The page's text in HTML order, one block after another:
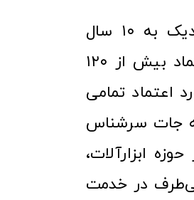
فروشگاه آنلاین ابزار و تجهیزات صنعتی کولیس با افتخار نزدیک به ۱۰ سال
فعالیت در عرصه ابزارآلات و کالاهای صنعتی توانسته مورد اعتماد بیش از ۱۲۰
اعتماد تمامی
جات سرشناس
ابزارآلات،
در خدمت